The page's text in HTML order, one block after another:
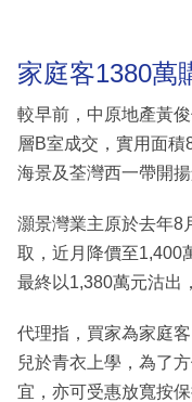
家庭客1380萬
較早前，中原地產黃
層B室成交，實用面
海景及荃灣西一帶開揚
灝景灣業主原於去年8
取，近月降價至1,400
最終以1,380萬元沽出
代理指，買家為家庭
兒於青衣上學，為了
宜，亦可受惠放寬按